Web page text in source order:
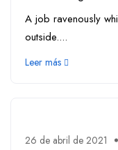
A job ravenously
outside....
Leer más
26 de abril de 2021